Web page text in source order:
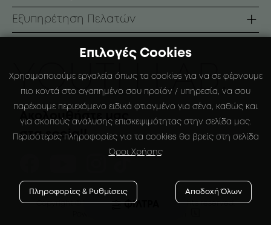
ΦΙΛΤΡΑ
ΥOUTH LAB.
Ακολουθήστε μας
στα social!
Σειρές
Πρόσωπο
Ειδικές Συσκευάσιες
Εξυπηρέτηση Πελατών
Τρόποι Αποστολής
Πολιτική Επιστροφών
Ο Λογαριασμός μου
Copyright © 2024-2026 YOUTH LAB. |
All rights reserved.
Επιλογές Cookies
Χρησιμοποιούμε εργαλεία όπως τα cookies για να σε φέρνουμε
πιο κοντά στο αγαπημένο σου προϊόν / υπηρεσία, να σου
παρέχουμε περιεχόμενο ειδικά φτιαγμένο για σένα, καθώς και
για σκοπούς ανάλυσης επισκεψιμότητας στην σελίδα μας.
Περισότερες πληροφορίες για τα cookies θα βρείς στη σελίδα
Όροι Χρήσης
Πληροφορίες & Ρυθμίσεις Αποδοχή Όλων